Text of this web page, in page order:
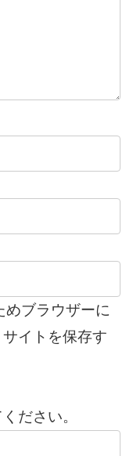
めブラウザーに
イトを保存す
ださい。